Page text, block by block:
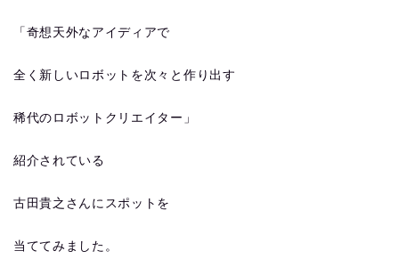
「奇想天外なアイディアで
全く新しいロボットを次々と作り出す
稀代のロボットクリエイター」
紹介されている
古田貴之さんにスポットを
当ててみました。